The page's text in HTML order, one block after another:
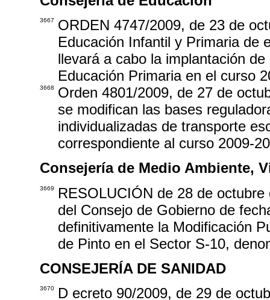
3667
ORDEN 4747/2009, de 23 de
Educación Infantil y Primaria de
llevará a cabo la implantación
Educación Primaria en el curso
3668
Orden 4801/2009, de 27 de
se modifican las bases
individualizadas de transporte
correspondiente al curso 2009-
Consejería de Medio Ambiente,
3669
RESOLUCIÓN de 28 de
del Consejo de Gobierno de
definitivamente la Modificación
de Pinto en el Sector S-10,
CONSEJERÍA DE SANIDAD
3670 D ecreto 90/2009, de 29 de